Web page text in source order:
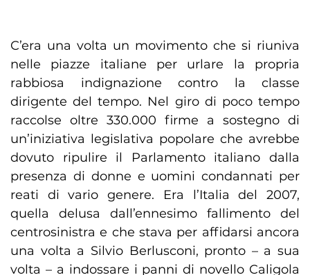
C’era una volta un movimento che si riuniva
nelle piazze italiane per urlare la propria
rabbiosa indignazione contro la classe
dirigente del tempo. Nel giro di poco tempo
raccolse oltre 330.000 firme a sostegno di
un’iniziativa legislativa popolare che avrebbe
dovuto ripulire il Parlamento italiano dalla
presenza di donne e uomini condannati per
reati di vario genere. Era l’Italia del 2007,
quella delusa dall’ennesimo fallimento del
centrosinistra e che stava per affidarsi ancora
una volta a Silvio Berlusconi, pronto – a sua
volta – a indossare i panni di novello Caligola